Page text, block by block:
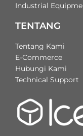
Industrial
TENTANG
Tentang Kami
E-Commerce
Hubungi Kami
Technical Support